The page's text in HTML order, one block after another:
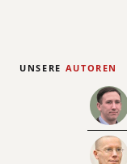
UNSERE AUTOREN